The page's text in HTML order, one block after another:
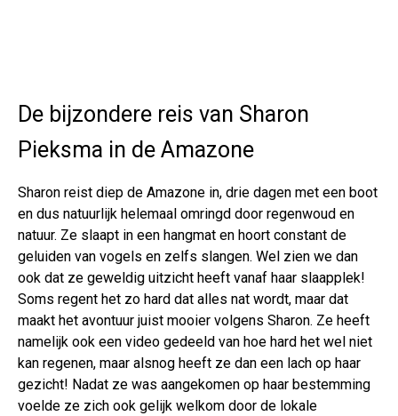
De bijzondere reis van Sharon
Pieksma in de Amazone
Sharon reist diep de Amazone in, drie dagen met een boot
en dus natuurlijk helemaal omringd door regenwoud en
natuur. Ze slaapt in een hangmat en hoort constant de
geluiden van vogels en zelfs slangen. Wel zien we dan
ook dat ze geweldig uitzicht heeft vanaf haar slaapplek!
Soms regent het zo hard dat alles nat wordt, maar dat
maakt het avontuur juist mooier volgens Sharon. Ze heeft
namelijk ook een video gedeeld van hoe hard het wel niet
kan regenen, maar alsnog heeft ze dan een lach op haar
gezicht! Nadat ze was aangekomen op haar bestemming
voelde ze zich ook gelijk welkom door de lokale